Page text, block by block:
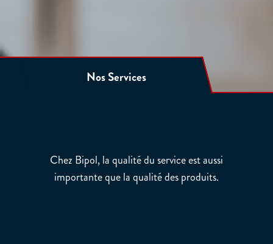
Nos Services
Chez Bipol, la qualité du service est aussi
importante que la qualité des produits.